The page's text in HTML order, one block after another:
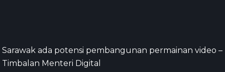
Sarawak ada potensi pembangunan permainan video –
Timbalan Menteri Digital